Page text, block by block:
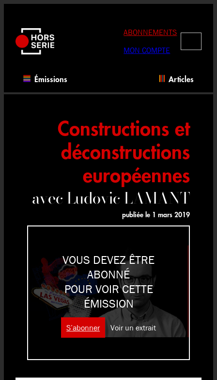
contenu
ABONNEMENTS
MON COMPTE
Émissions Articles
Constructions et
déconstructions
européennes
avec Ludovic LAMANT
publiée le 1 mars 2019
VOUS DEVEZ ÊTRE
ABONNÉ
POUR VOIR CETTE
ÉMISSION
S’abonner Voir un extrait